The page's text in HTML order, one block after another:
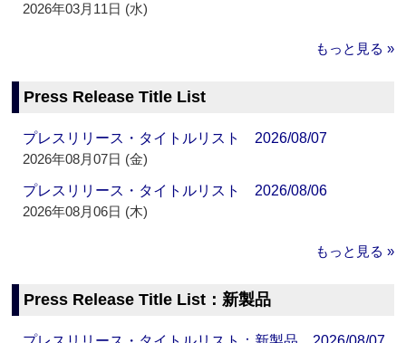
2026年03月11日 (水)
もっと見る »
Press Release Title List
プレスリリース・タイトルリスト 2026/08/07
2026年08月07日 (金)
プレスリリース・タイトルリスト 2026/08/06
2026年08月06日 (木)
もっと見る »
Press Release Title List：新製品